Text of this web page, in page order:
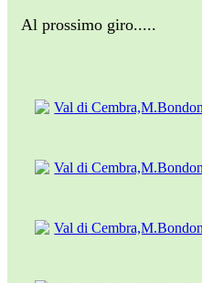
Al prossimo giro.....